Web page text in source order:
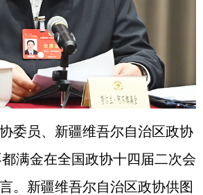
委员、新疆维吾尔自治区政协
满金在全国政协十四届二次会
。新疆维吾尔自治区政协供图